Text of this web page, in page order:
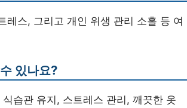
레스, 그리고 개인 위생 관리 소홀 등 여
있나요?
습관 유지, 스트레스 관리, 깨끗한 옷